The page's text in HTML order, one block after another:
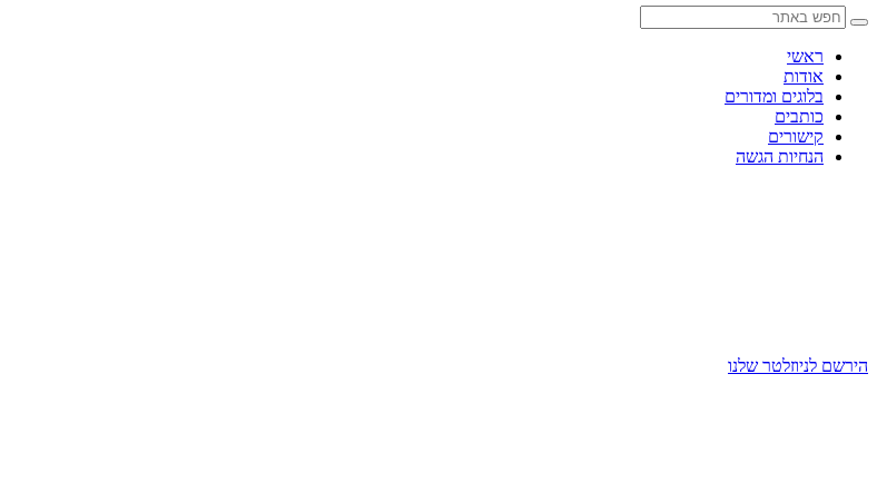
Skip
contentראשי
אודות
בלוגים ומדורים
כותבים
קישורים
הנחיות הגשה
הירשם לניוזלטר שלנו